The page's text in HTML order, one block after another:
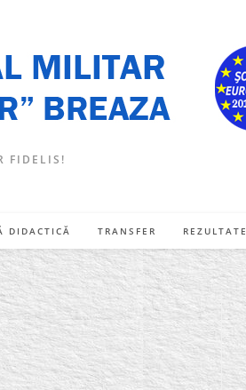
FIDELIS!
DIDACTICĂ TRANSFER REZULTATE